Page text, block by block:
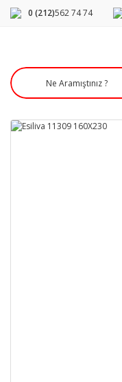
0 (212)562 74 74